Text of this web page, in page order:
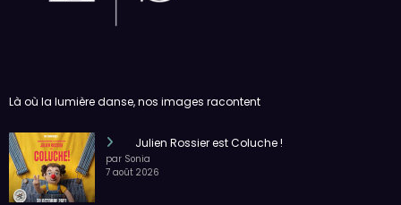
Là où la lumière danse, nos images racontent
Julien Rossier est Coluche !
par Sonia
7 août 2026